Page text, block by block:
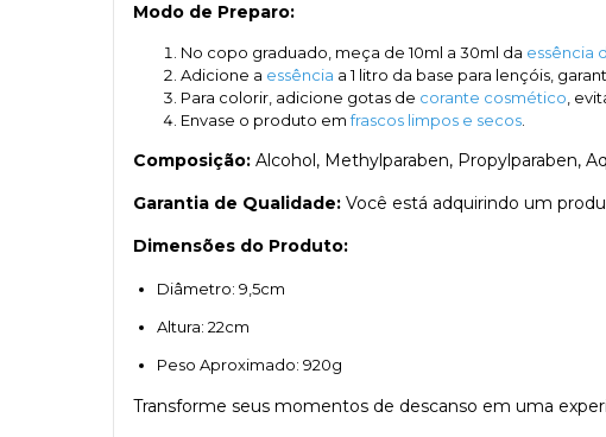
Modo de Preparo:
No copo graduado, meça de 10ml a 30ml da essência
Adicione a essência a 1 litro da base para lençóis,
Para colorir, adicione gotas de corante cosmético ,
Envase o produto emfrascos limpos e secos
Composição: Alcohol, Methylparaben, Propylparaben,
Garantia de Qualidade: Você está adquirindo um
Dimensões do Produto:
Diâmetro: 9,5cm
Altura: 22cm
Peso Aproximado: 920g
Transforme seus momentos de descanso em uma